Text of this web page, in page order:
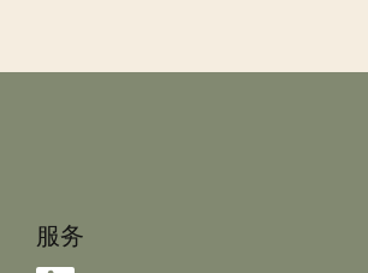
服务